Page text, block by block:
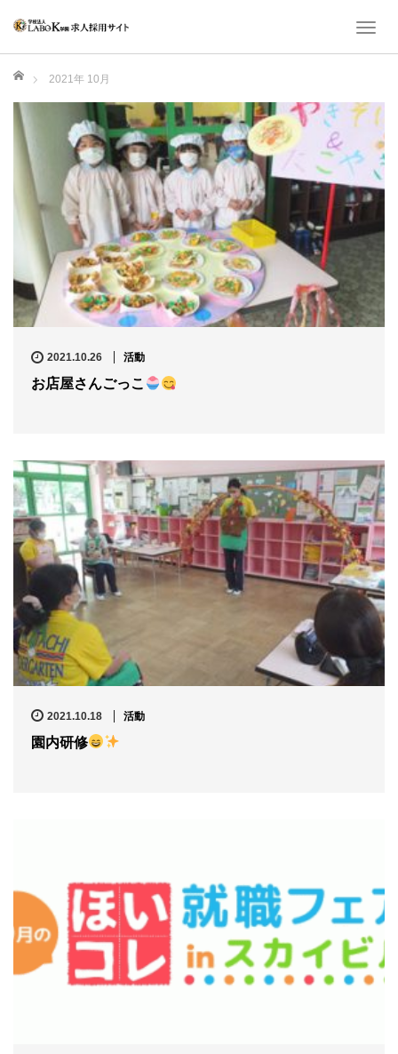
T
o
g
l
e
a
i
g
t
i
ホーム 2021年 10月
2021.10.26 活動
お店屋さんごっこ
2021.10.18 活動
園内研修